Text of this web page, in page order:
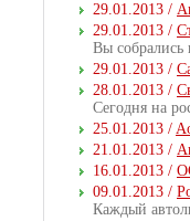
29.01.2013 /
29.01.2013 /
Вы собрались
29.01.2013 /
28.01.2013 /
Сегодня на
25.01.2013 /
21.01.2013 /
16.01.2013 /
09.01.2013 /
Каждый